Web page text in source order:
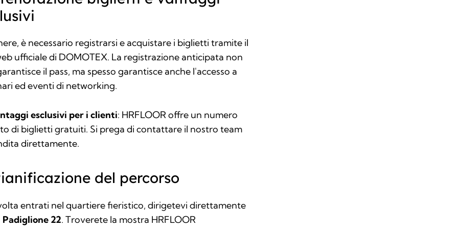
è necessario registrarsi e acquistare i biglietti tramite il
ufficiale di DOMOTEX. La registrazione anticipata non
il pass, ma spesso garantisce anche l'accesso a
ed eventi di networking.
esclusivi per i clienti: HRFLOOR offre un numero
di biglietti gratuiti. Si prega di contattare il nostroteam
direttamente.
del percorso
entrati nel quartiere fieristico, dirigetevi direttamente
Padiglione 22. Troverete la mostra HRFLOOR